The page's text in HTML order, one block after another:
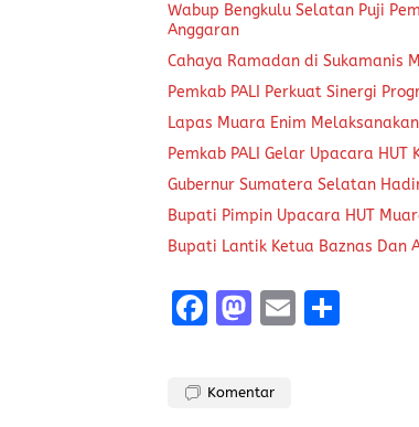
Wabup Bengkulu Selatan Puji
Anggaran
Cahaya Ramadan di Sukamanis
Pemkab PALI Perkuat Sinergi
Lapas Muara Enim
Pemkab PALI Gelar Upacara
Gubernur Sumatera Selatan
Bupati Pimpin Upacara HUT
Bupati Lantik Ketua Baznas Dan
F
ce
M
st
E
Komentar